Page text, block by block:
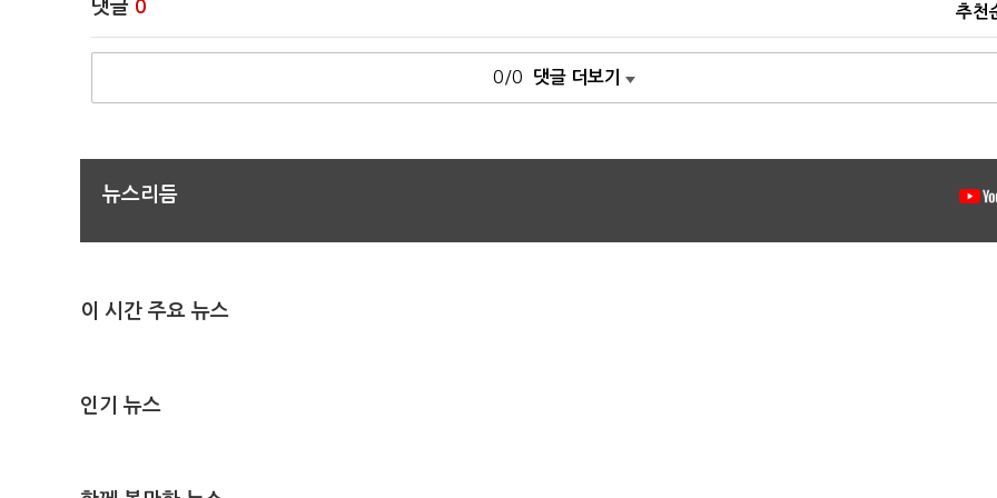
댓글 0 추천
0/0 댓글 더보기
뉴스리듬
이 시간 주요 뉴스
인기 뉴스